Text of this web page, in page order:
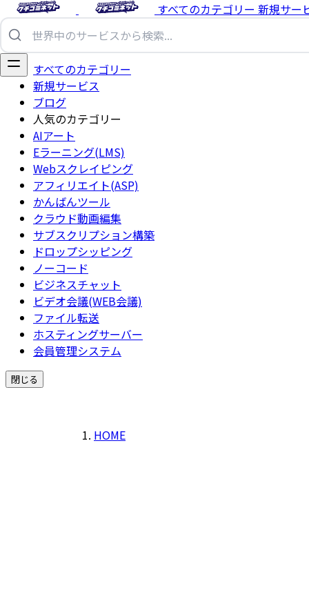
すべてのカテゴリー 新規サー
すべてのカテゴリー
新規サービス
ブログ
人気のカテゴリー
AIアート
Eラーニング(LMS)
Webスクレイピング
アフィリエイト(ASP)
かんばんツール
クラウド動画編集
サブスクリプション構築
ドロップシッピング
ノーコード
ビジネスチャット
ビデオ会議(WEB会議)
ファイル転送
ホスティングサーバー
会員管理システム
閉じる
HOME